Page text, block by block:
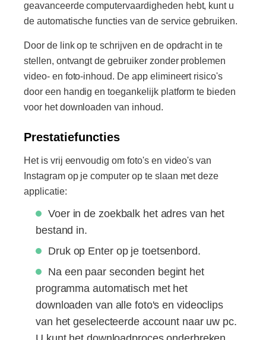
geavanceerde computervaardigheden hebt, kunt u
de automatische functies van de service gebruiken.
Door de link op te schrijven en de opdracht in te
stellen, ontvangt de gebruiker zonder problemen
video- en foto-inhoud. De app elimineert risico's
door een handig en toegankelijk platform te bieden
voor het downloaden van inhoud.
Prestatiefuncties
Het is vrij eenvoudig om foto's en video's van
Instagram op je computer op te slaan met deze
applicatie:
Voer in de zoekbalk het adres van het
bestand in.
Druk op Enter op je toetsenbord.
Na een paar seconden begint het
programma automatisch met het
downloaden van alle foto's en videoclips
van het geselecteerde account naar uw pc.